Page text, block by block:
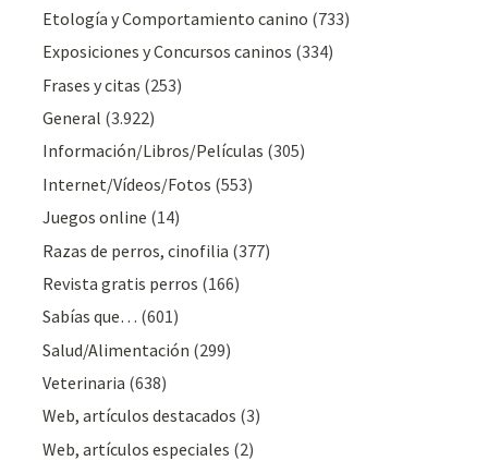
Etología y Comportamiento canino (733)
Exposiciones y Concursos caninos (334)
Frases y citas (253)
General (3.922)
Información/Libros/Películas (305)
Internet/Vídeos/Fotos (553)
Juegos online (14)
Razas de perros, cinofilia (377)
Revista gratis perros (166)
Sabías que… (601)
Salud/Alimentación (299)
Veterinaria (638)
Web, artículos destacados (3)
Web, artículos especiales (2)